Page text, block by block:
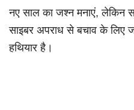
नए साल का जश्न मनाएं, लेकिन
साइबर अपराध से बचाव के लिए
हथियार है।